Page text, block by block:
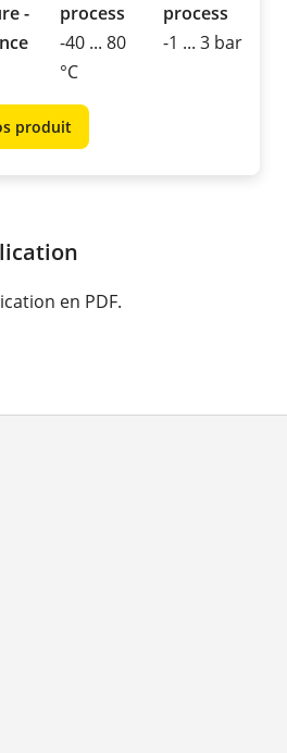
-
process
-40 ... 80
°C
process
-1 ... 3 bar
produit
en PDF.